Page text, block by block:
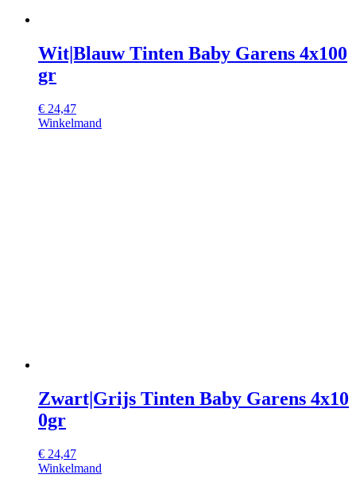
Wit|Blauw Tinten Baby Garens 4x100
gr
€ 24,47
Winkelmand
Zwart|Grijs Tinten Baby Garens 4x10
0gr
€ 24,47
Winkelmand